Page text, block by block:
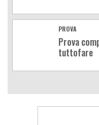
PROVA
Prova
tuttofare